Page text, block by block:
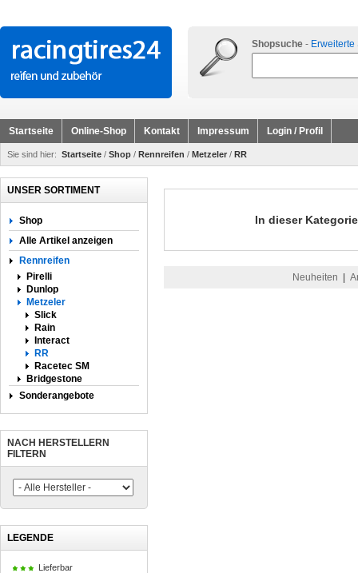
Shopsuche - Erweiterte
Startseite Online-Shop Kontakt Impressum Login / Profil
Sie sind hier: Startseite / Shop / Rennreifen / Metzeler / RR
UNSER SORTIMENT
Shop
Alle Artikel anzeigen
Rennreifen
Pirelli
Dunlop
Metzeler
Slick
Rain
Interact
RR
Racetec SM
Bridgestone
Sonderangebote
NACH HERSTELLERN
FILTERN
LEGENDE
Lieferbar
In dieser
Neuheiten